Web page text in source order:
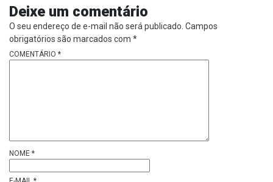
Deixe um comentário
O seu endereço de e-mail não será publicado. Campos
obrigatórios são marcados com *
COMENTÁRIO *
NOME *